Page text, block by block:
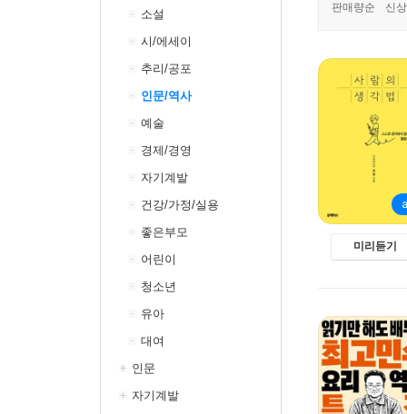
소설
시/에세이
추리/공포
인문/역사
예술
경제/경영
자기계발
건강/가정/실용
좋은부모
어린이
청소년
유아
대여
인문
자기계발
판매량순 신
미리듣기